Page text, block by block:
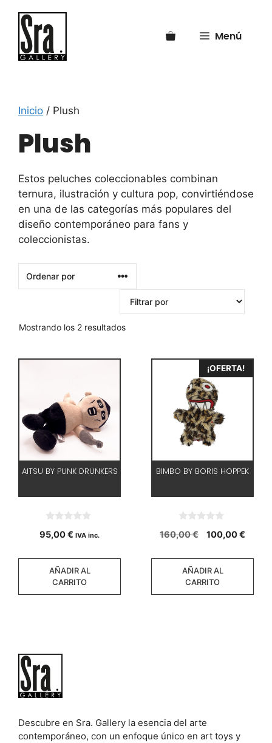
contenido
Menú
Inicio / Plush
Plush
Estos peluches coleccionables combinan
ternura, ilustración y cultura pop, convirtiéndose
en una de las categorías más populares del
diseño contemporáneo para fans y
coleccionistas.
Mostrando los 2 resultados
AITSU BY PUNK DRUNKERS
d
95,00€ IVA inc.
AÑADIR AL
CARRITO
¡OFERTA!
BIMBO BY BORIS HOPPEK
d
160,00€
El
original
era:
160,00 €.
100,00€
actual
AÑADIR AL
CARRITO
Descubre en Sra. Gallery la esencia del arte
contemporáneo, con un enfoque único en art toys y